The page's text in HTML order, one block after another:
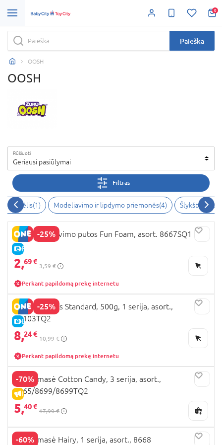
0
Paieška
OOSH
OOSH
Rūšiuoti
Geriausi pasiūlymai
Filtras
smėlis(1) Modeliavimo ir lipdymo priemonės(4) Šlykštukai,
-25%
E-KAINA
OOSH formavimo putos Fun Foam, asort. 8667SQ1
2,69 €
3,59 €
Perkant papildomą prekę internetu
-25%
E-KAINA
OOSH slaimas Standard, 500g, 1 serija, asort.,
86103TQ2
8,24 €
10,99 €
Perkant papildomą prekę internetu
-70%
IŠPARDAVIMAS
OOSH masė Cotton Candy, 3 serija, asort.,
8665/8699/8699TQ2
5,40 €
17,99 €
-60%
OOSH masė Hairy, 1 serija, asort., 8668